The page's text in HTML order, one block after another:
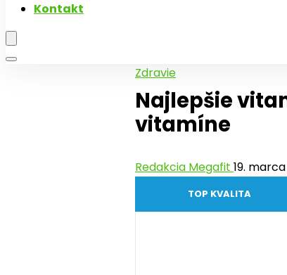
Kontakt
Zdravie
Najlepšie
vitamíne
Redakcia Megafit 19.
TOP KVALITA